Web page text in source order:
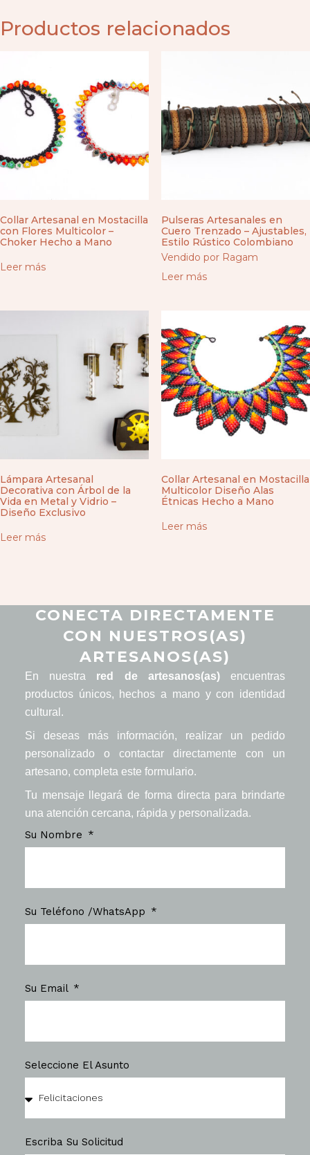
Productos relacionados
Collar Artesanal en Mostacilla
con Flores Multicolor –
Choker Hecho a Mano
Leer más
Pulseras Artesanales en
Cuero Trenzado – Ajustables,
Estilo Rústico Colombiano
Vendido por Ragam
Leer más
Lámpara Artesanal
Decorativa con Árbol de la
Vida en Metal y Vidrio –
Diseño Exclusivo
Leer más
Collar Artesanal en Mostacilla
Multicolor Diseño Alas
Étnicas Hecho a Mano
Leer más
CONECTA DIRECTAMENTE
CON NUESTROS(AS)
ARTESANOS(AS)
En nuestra red de artesanos(as)encuentras
productos únicos, hechos a mano y con identidad
cultural.
Si deseas más información, realizar un pedido
personalizado o contactar directamente con un
artesano, completa este formulario.
Tu mensaje llegará de forma directa para brindarte
una atención cercana, rápida y personalizada.
Su Nombre
Su Teléfono /WhatsApp
Su Email
Seleccione El Asunto
Escriba Su Solicitud